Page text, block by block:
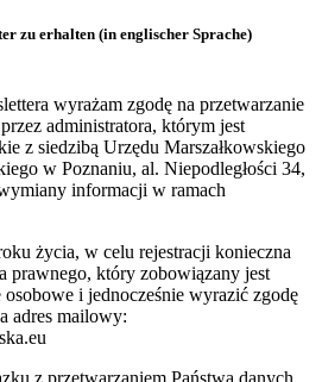
zu erhalten (in englischer Sprache)
wyrażam zgodę na przetwarzanie
administratora, którym jest
z siedzibą Urzędu Marszałkowskiego
w Poznaniu, al. Niepodległości 34,
informacji w ramach
życia, w celu rejestracji konieczna
prawnego, który zobowiązany jest
osobowe i jednocześnie wyrazić zgodę
adres mailowy:
z przetwarzaniem Państwa danych